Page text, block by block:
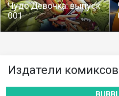
Чудо Девочка: выпуск
001
Издатели комиксов